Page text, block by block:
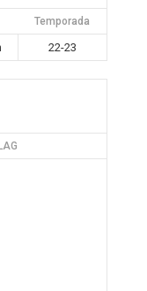
Temporada
22-23